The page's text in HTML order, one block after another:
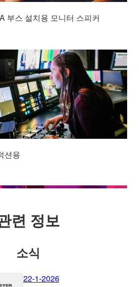
부스 설치용 모니터 스피커
션용
련 정보
소식
22-1-2026